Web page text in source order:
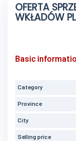
OFERTA
WKŁADÓW
Basic
Category
Province
City
Selling price